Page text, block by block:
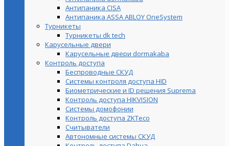
Антипаника СISA
Антипаника ASSA ABLOY OneSystem
Турникеты
Турникеты dk tech
Карусельные двери
Карусельные двери dormakaba
Контроль доступа
Беспроводные СКУД
Системы контроля доступа HID
Биометрические и ID решения Suprema
Контроль доступа HIKVISION
Системы домофонии
Контроль доступа ZKTeco
Считыватели
Автономные системы СКУД